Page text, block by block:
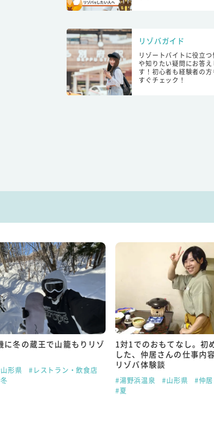
リゾバガイド
リゾートバイトに役立つ
や知りたい疑問にお答え
す！初心者も経験者の方
すぐチェック！
に冬の蔵王で山籠もりリゾ
形県
#レストラン・飲食店
1対1でのおもてなし。初
した、仲居さんの仕事内
リゾバ体験談
#湯野浜温泉 #山形県 #仲居
#夏